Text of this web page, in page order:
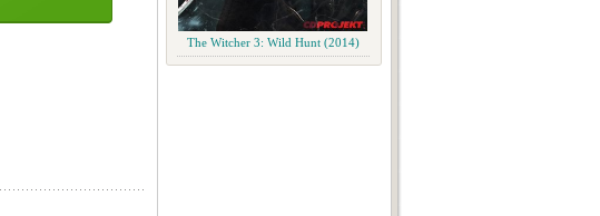
The Witcher 3: Wild Hunt (2014)